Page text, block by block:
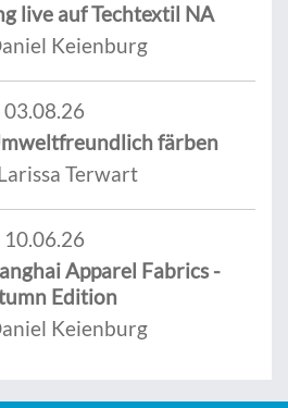
live auf Techtextil NA
Keienburg
03.08.26
färben
Terwart
10.06.26
Apparel Fabrics -
Edition
Keienburg